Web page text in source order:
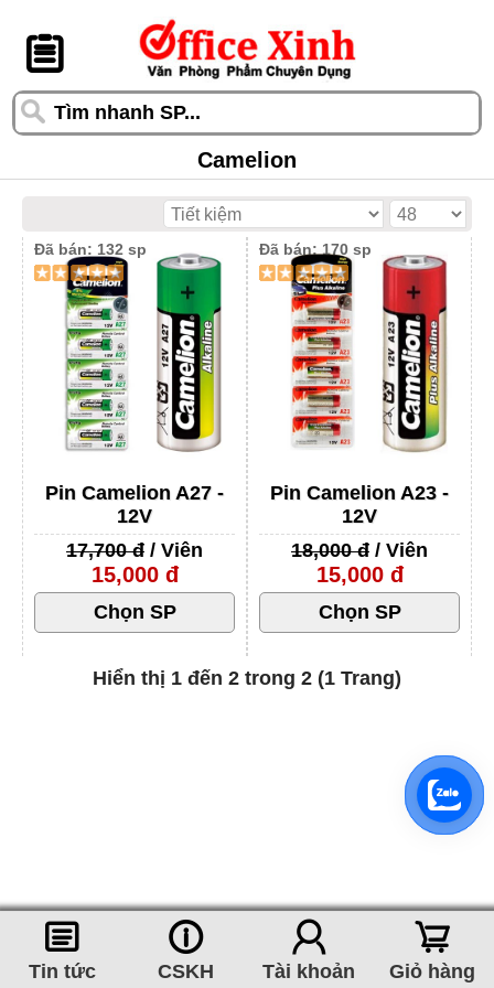
󰆎
󰈂
Tin tức
󰈢
CSKH
󰃳
Tài khoản
󰃦
Giỏ hàng
Camelion
Pin Camelion A23 -
12V
18,000 đ / Viên
15,000 đ
Đã bán: 170 sp
Pin Camelion A27 -
12V
17,700 đ / Viên
15,000 đ
Đã bán: 132 sp
Hiển thị 1 đến 2 trong 2 (1 Trang)